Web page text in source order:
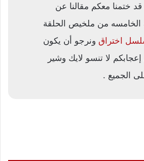
ختمنا معكم مقالنا عن
الخامسه من ملخيص الحلقة
اختراق ونرجو أن يكون
إعجابكم لا تنسو لايك وشير
الجميع .